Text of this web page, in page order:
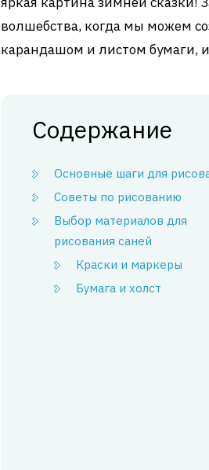
волшебства, когда мы можем
карандашом и листом бумаги,
Содержание
Основные шаги для
Советы по рисованию
Выбор материалов для
рисования саней
Краски и маркеры
Бумага и холст